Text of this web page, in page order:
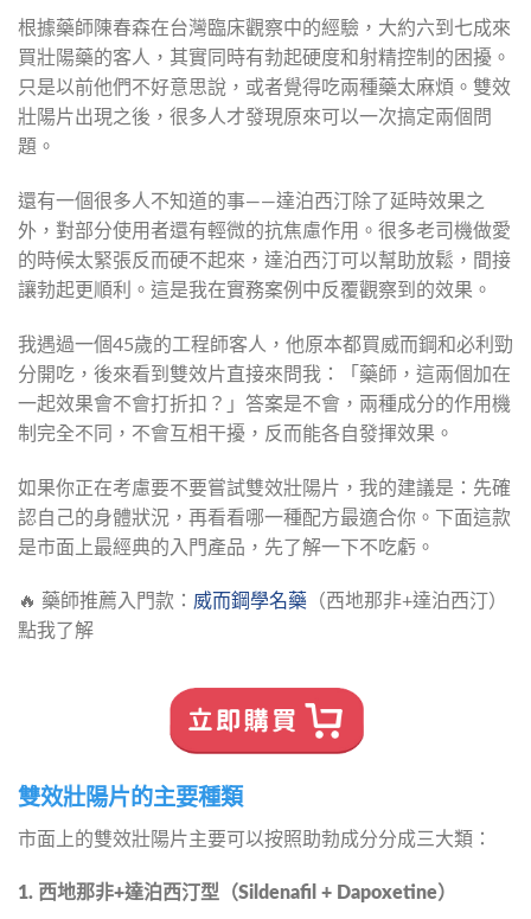
根據藥師陳春森在台灣臨床觀察中的經驗，大約六到七成來
買壯陽藥的客人，其實同時有勃起硬度和射精控制的困擾。
只是以前他們不好意思說，或者覺得吃兩種藥太麻煩。雙效
壯陽片出現之後，很多人才發現原來可以一次搞定兩個問
題。
還有一個很多人不知道的事——達泊西汀除了延時效果之
外，對部分使用者還有輕微的抗焦慮作用。很多老司機做愛
的時候太緊張反而硬不起來，達泊西汀可以幫助放鬆，間接
讓勃起更順利。這是我在實務案例中反覆觀察到的效果。
我遇過一個45歲的工程師客人，他原本都買威而鋼和必利勁
分開吃，後來看到雙效片直接來問我：「藥師，這兩個加在
一起效果會不會打折扣？」答案是不會，兩種成分的作用機
制完全不同，不會互相干擾，反而能各自發揮效果。
如果你正在考慮要不要嘗試雙效壯陽片，我的建議是：先確
認自己的身體狀況，再看看哪一種配方最適合你。下面這款
是市面上最經典的入門產品，先了解一下不吃虧。
🔥 藥師推薦入門款： 威而鋼學名藥 （西地那非+達泊西汀）
點我了解
雙效壯陽片的主要種類
市面上的雙效壯陽片主要可以按照助勃成分分成三大類：
1. 西地那非+達泊西汀型（Sildenafil + Dapoxetine）